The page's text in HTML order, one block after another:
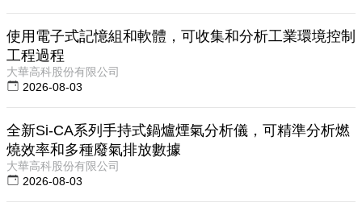
使用電子式記憶組和軟體，可收集和分析工業環境控制
工程過程
大華高科股份有限公司
2026-08-03
全新Si-CA系列手持式鍋爐煙氣分析儀，可精準分析燃
燒效率和多種廢氣排放數據
大華高科股份有限公司
2026-08-03